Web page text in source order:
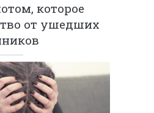
которое
от ушедших